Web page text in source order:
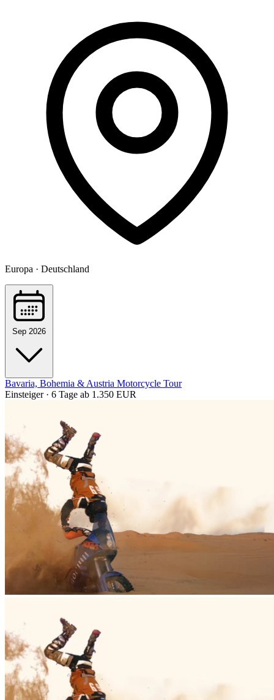
Europa · Deutschland
Sep 2026
Bavaria, Bohemia & Austria Motorcycle Tour
Einsteiger · 6 Tage ab 1.350 EUR